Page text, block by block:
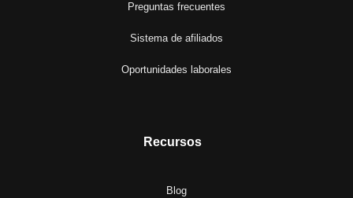
Preguntas frecuentes
Sistema de afiliados
Oportunidades laborales
Recursos
Blog